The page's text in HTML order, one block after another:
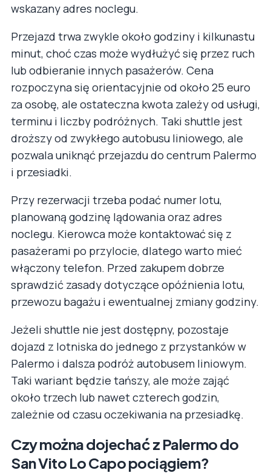
wskazany adres noclegu.
Przejazd trwa zwykle około godziny i kilkunastu
minut, choć czas może wydłużyć się przez ruch
lub odbieranie innych pasażerów. Cena
rozpoczyna się orientacyjnie od około 25 euro
za osobę, ale ostateczna kwota zależy od usługi,
terminu i liczby podróżnych. Taki shuttle jest
droższy od zwykłego autobusu liniowego, ale
pozwala uniknąć przejazdu do centrum Palermo
i przesiadki.
Przy rezerwacji trzeba podać numer lotu,
planowaną godzinę lądowania oraz adres
noclegu. Kierowca może kontaktować się z
pasażerami po przylocie, dlatego warto mieć
włączony telefon. Przed zakupem dobrze
sprawdzić zasady dotyczące opóźnienia lotu,
przewozu bagażu i ewentualnej zmiany godziny.
Jeżeli shuttle nie jest dostępny, pozostaje
dojazd z lotniska do jednego z przystanków w
Palermo i dalsza podróż autobusem liniowym.
Taki wariant będzie tańszy, ale może zająć
około trzech lub nawet czterech godzin,
zależnie od czasu oczekiwania na przesiadkę.
Czy można dojechać z Palermo do
San Vito Lo Capo pociągiem?